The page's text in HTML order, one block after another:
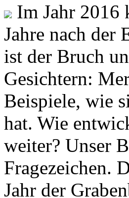
Im Jahr 2016
Jahre nach der
ist der Bruch
Gesichtern:
Beispiele, wie
hat. Wie
weiter? Unser
Fragezeichen.
Jahr der